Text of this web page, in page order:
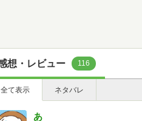
想・レビュー 116
全て表示 ネタバレ
あ